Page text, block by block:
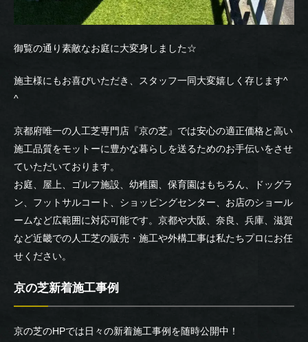
御覧の通り素敵なお庭に大変身しました☆
施主様にもお喜びいただき、スタッフ一同大変嬉しく存じます^
^
京都府唯一の人工芝専門店『京の芝』では安心の適正価格と高い
施工品質をモットーに豊かな暮らしを送るためのお手伝いをさせ
ていただいております。
お庭、屋上、ゴルフ施設、幼稚園、保育園はもちろん、ドッグラ
ン、フットサルコート、ショッピングセンター、お店のショール
ームなど広範囲に対応可能です。京都や大阪、奈良、兵庫、滋賀
など近畿での人工芝の販売・施工や外構工事は私たちプロにお任
せください。
京の芝新着施工事例
京の芝のHPでは日々の新着施工事例を随時公開中！